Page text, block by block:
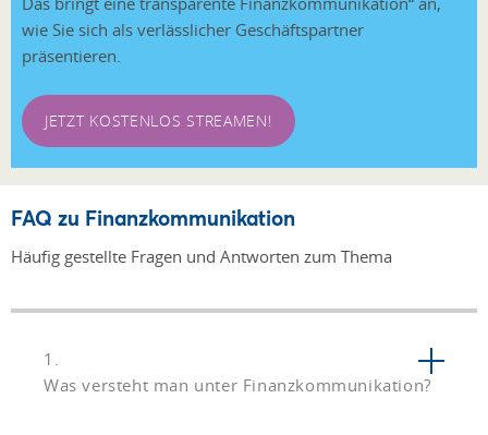
wie Sie sich als verlässlicher Geschäftspartner
präsentieren.
JETZT KOSTENLOS STREAMEN!
FAQ zu Finanzkommunikation
Häufig gestellte Fragen und Antworten zum Thema
1.
Was versteht man unter Finanzkommunikation?